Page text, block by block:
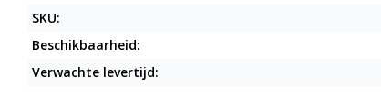
SKU:
Beschikbaarheid:
Verwachte levertijd: